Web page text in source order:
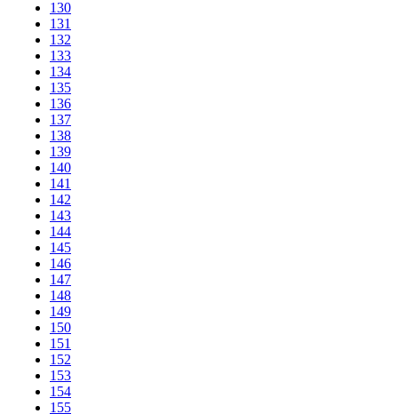
130
131
132
133
134
135
136
137
138
139
140
141
142
143
144
145
146
147
148
149
150
151
152
153
154
155